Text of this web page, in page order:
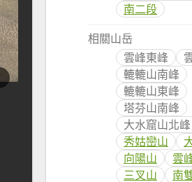
南二段
相關山岳
雲峰東峰
轆轆山南峰
轆轆山東峰
塔芬山南峰
大水窟山北峰
秀姑巒山
向陽山
雲
三叉山
南